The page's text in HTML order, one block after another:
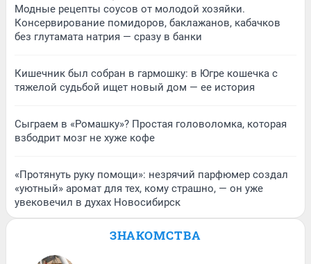
Модные рецепты соусов от молодой хозяйки.
Консервирование помидоров, баклажанов, кабачков
без глутамата натрия — сразу в банки
Кишечник был собран в гармошку: в Югре кошечка с
тяжелой судьбой ищет новый дом — ее история
Сыграем в «Ромашку»? Простая головоломка, которая
взбодрит мозг не хуже кофе
«Протянуть руку помощи»: незрячий парфюмер создал
«уютный» аромат для тех, кому страшно, — он уже
увековечил в духах Новосибирск
ЗНАКОМСТВА